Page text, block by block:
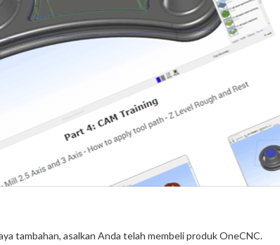
tambahan, asalkan Anda telah membeli produk OneCNC.